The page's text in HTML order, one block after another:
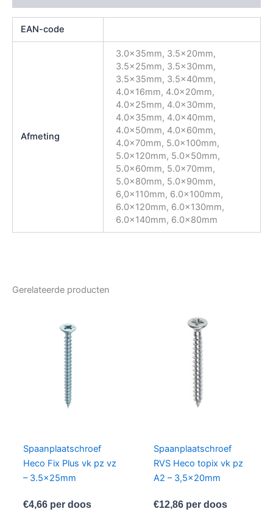
EAN-code
Afmeting
3.0x35mm, 3.5x20mm,
3.5x25mm, 3.5x30mm,
3.5x35mm, 3.5x40mm,
4.0x16mm, 4.0x20mm,
4.0x25mm, 4.0x30mm,
4.0x35mm, 4.0x40mm,
4.0x50mm, 4.0x60mm,
4.0x70mm, 5.0x100mm,
5.0x120mm, 5.0x50mm,
5.0x60mm, 5.0x70mm,
5.0x80mm, 5.0x90mm,
6,0x110mm, 6.0x100mm,
6.0x120mm, 6.0x130mm,
6.0x140mm, 6.0x80mm
Gerelateerde producten
Spaanplaatschroef
Heco Fix Plus vk pz vz
– 3.5x25mm
€4,66per doos
Spaanplaatschroef
RVS Heco topix vk pz
A2 – 3,5x20mm
€12,86per doos